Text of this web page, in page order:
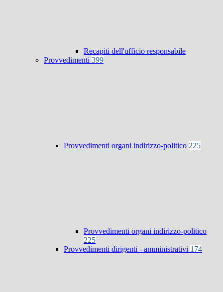
Recapiti dell'ufficio responsabile
Provvedimenti 399
Provvedimenti organi indirizzo-politico 225
Provvedimenti organi indirizzo-politico
225
Provvedimenti dirigenti - amministrativi 174